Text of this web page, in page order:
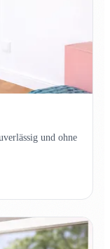
und ohne